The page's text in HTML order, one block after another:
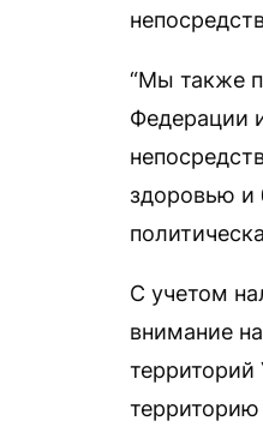
“Мы также
Федерации
здоровью и
С учетом
внимание